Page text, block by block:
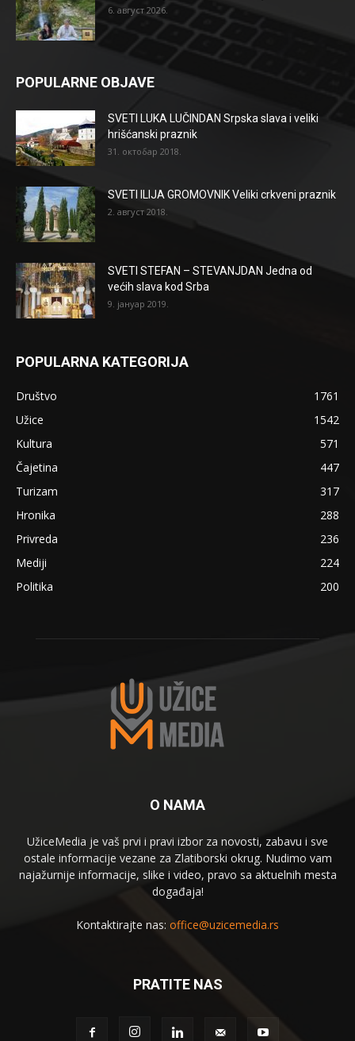
6. август 2026.
POPULARNE OBJAVE
SVETI LUKA LUČINDAN Srpska slava i veliki
hrišćanski praznik
31. октобар 2018.
SVETI ILIJA GROMOVNIK Veliki crkveni praznik
2. август 2018.
SVETI STEFAN – STEVANJDAN Jedna od
većih slava kod Srba
9. јануар 2019.
POPULARNA KATEGORIJA
Društvo
1761
Užice
1542
Kultura
571
Čajetina
447
Turizam
317
Hronika
288
Privreda
236
Mediji
224
Politika
200
O NAMA
UžiceMedia je vaš prvi i pravi izbor za novosti, zabavu i sve
ostale informacije vezane za Zlatiborski okrug. Nudimo vam
najažurnije informacije, slike i video, pravo sa aktuelnih mesta
događaja!
Kontaktirajte nas: office@uzicemedia.rs
PRATITE NAS